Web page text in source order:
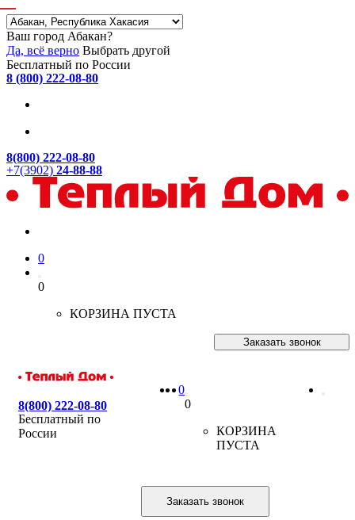
Ваш город Абакан?
Да, всё верно Выбрать другой
Бесплатный по России
8 (800) 222-08-80
8(800) 222-08-80
+7(3902) 24-88-88
0
0
КОРЗИНА ПУСТА
Заказать звонок
8(800) 222-08-80
Бесплатный по
России
0
0
КОРЗИНА
ПУСТА
Заказать звонок